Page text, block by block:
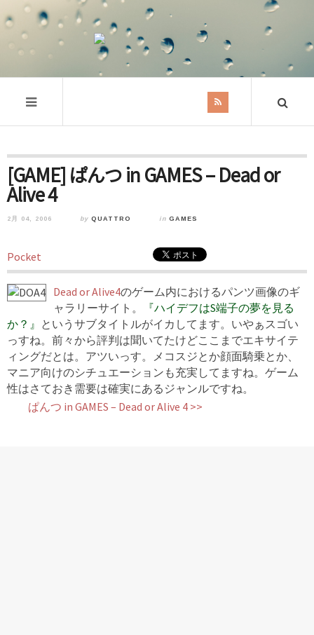
[GAME] ぱんつ in GAMES – Dead or
Alive 4
2月 04, 2006 by QUATTRO in GAMES
Pocket
Dead or Alive4のゲーム内におけるパンツ画像のギ
ャラリーサイト。
『ハイデフはS端子の夢を見る
か？』 というサブタイトルがイカしてます。いやぁスゴい
っすね。前々から評判は聞いてたけどここまでエキサイテ
ィングだとは。アツいっす。メコスジとか顔面騎乗とか、
マニア向けのシチュエーションも充実してますね。ゲーム
性はさておき需要は確実にあるジャンルですね。
ぱんつ in GAMES – Dead or Alive 4 >>